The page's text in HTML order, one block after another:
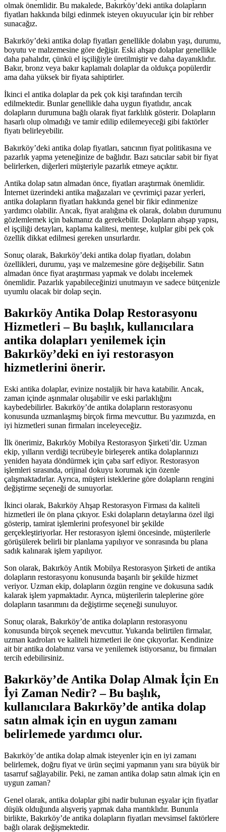
olmak önemlidir. Bu makalede, Bakırköy’deki antika dolapların
fiyatları hakkında bilgi edinmek isteyen okuyucular için bir rehber
sunacağız.
Bakırköy’deki antika dolap fiyatları genellikle dolabın yaşı, durumu,
boyutu ve malzemesine göre değişir. Eski ahşap dolaplar genellikle
daha pahalıdır, çünkü el işçiliğiyle üretilmiştir ve daha dayanıklıdır.
Bakır, bronz veya bakır kaplamalı dolaplar da oldukça popülerdir
ama daha yüksek bir fiyata sahiptirler.
İkinci el antika dolaplar da pek çok kişi tarafından tercih
edilmektedir. Bunlar genellikle daha uygun fiyatlıdır, ancak
dolapların durumuna bağlı olarak fiyat farklılık gösterir. Dolapların
hasarlı olup olmadığı ve tamir edilip edilemeyeceği gibi faktörler
fiyatı belirleyebilir.
Bakırköy’deki antika dolap fiyatları, satıcının fiyat politikasına ve
pazarlık yapma yeteneğinize de bağlıdır. Bazı satıcılar sabit bir fiyat
belirlerken, diğerleri müşteriyle pazarlık etmeye açıktır.
Antika dolap satın almadan önce, fiyatları araştırmak önemlidir.
İnternet üzerindeki antika mağazaları ve çevrimiçi pazar yerleri,
antika dolapların fiyatları hakkında genel bir fikir edinmenize
yardımcı olabilir. Ancak, fiyat aralığına ek olarak, dolabın durumunu
gözlemlemek için bakmanız da gerekebilir. Dolapların ahşap yapısı,
el işçiliği detayları, kaplama kalitesi, menteşe, kulplar gibi pek çok
özellik dikkat edilmesi gereken unsurlardır.
Sonuç olarak, Bakırköy’deki antika dolap fiyatları, dolabın
özellikleri, durumu, yaşı ve malzemesine göre değişebilir. Satın
almadan önce fiyat araştırması yapmak ve dolabı incelemek
önemlidir. Pazarlık yapabileceğinizi unutmayın ve sadece bütçenizle
uyumlu olacak bir dolap seçin.
Bakırköy Antika Dolap Restorasyonu
Hizmetleri – Bu başlık, kullanıcılara
antika dolapları yenilemek için
Bakırköy’deki en iyi restorasyon
hizmetlerini önerir.
Eski antika dolaplar, evinize nostaljik bir hava katabilir. Ancak,
zaman içinde aşınmalar oluşabilir ve eski parlaklığını
kaybedebilirler. Bakırköy’de antika dolapların restorasyonu
konusunda uzmanlaşmış birçok firma mevcuttur. Bu yazımızda, en
iyi hizmetleri sunan firmaları inceleyeceğiz.
İlk önerimiz, Bakırköy Mobilya Restorasyon Şirketi’dir. Uzman
ekip, yılların verdiği tecrübeyle birleşerek antika dolaplarınızı
yeniden hayata döndürmek için çaba sarf ediyor. Restorasyon
işlemleri sırasında, orijinal dokuyu korumak için özenle
çalışmaktadırlar. Ayrıca, müşteri isteklerine göre dolapların rengini
değiştirme seçeneği de sunuyorlar.
İkinci olarak, Bakırköy Ahşap Restorasyon Firması da kaliteli
hizmetleri ile ön plana çıkıyor. Eski dolapların detaylarına özel ilgi
gösterip, tamirat işlemlerini profesyonel bir şekilde
gerçekleştiriyorlar. Her restorasyon işlemi öncesinde, müşterilerle
görüşülerek belirli bir planlama yapılıyor ve sonrasında bu plana
sadık kalınarak işlem yapılıyor.
Son olarak, Bakırköy Antik Mobilya Restorasyon Şirketi de antika
dolapların restorasyonu konusunda başarılı bir şekilde hizmet
veriyor. Uzman ekip, dolapların özgün rengine ve dokusuna sadık
kalarak işlem yapmaktadır. Ayrıca, müşterilerin taleplerine göre
dolapların tasarımını da değiştirme seçeneği sunuluyor.
Sonuç olarak, Bakırköy’de antika dolapların restorasyonu
konusunda birçok seçenek mevcuttur. Yukarıda belirtilen firmalar,
uzman kadroları ve kaliteli hizmetleri ile öne çıkıyorlar. Kendinize
ait bir antika dolabınız varsa ve yenilemek istiyorsanız, bu firmaları
tercih edebilirsiniz.
Bakırköy’de Antika Dolap Almak İçin En
İyi Zaman Nedir? – Bu başlık,
kullanıcılara Bakırköy’de antika dolap
satın almak için en uygun zamanı
belirlemede yardımcı olur.
Bakırköy’de antika dolap almak isteyenler için en iyi zamanı
belirlemek, doğru fiyat ve ürün seçimi yapmanın yanı sıra büyük bir
tasarruf sağlayabilir. Peki, ne zaman antika dolap satın almak için en
uygun zaman?
Genel olarak, antika dolaplar gibi nadir bulunan eşyalar için fiyatlar
düşük olduğunda alışveriş yapmak daha mantıklıdır. Bununla
birlikte, Bakırköy’de antika dolapların fiyatları mevsimsel faktörlere
bağlı olarak değişmektedir.